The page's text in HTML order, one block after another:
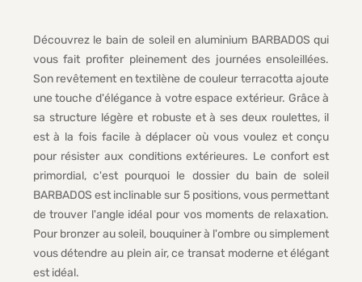
Découvrez le bain de soleil en aluminium BARBADOS qui
vous fait profiter pleinement des journées ensoleillées.
Son revêtement en textilène de couleur terracotta ajoute
une touche d'élégance à votre espace extérieur. Grâce à
sa structure légère et robuste et à ses deux roulettes, il
est à la fois facile à déplacer où vous voulez et conçu
pour résister aux conditions extérieures. Le confort est
primordial, c'est pourquoi le dossier du bain de soleil
BARBADOS est inclinable sur 5 positions, vous permettant
de trouver l'angle idéal pour vos moments de relaxation.
Pour bronzer au soleil, bouquiner à l'ombre ou simplement
vous détendre au plein air, ce transat moderne et élégant
est idéal.